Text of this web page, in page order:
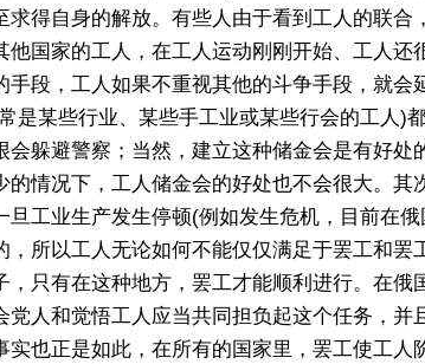
得自身的解放。有些人由于看到工人的联
国家的工人，在工人运动刚刚开始、工人
段，工人如果不重视其他的斗争手段，就
是某些行业、某些手工业或某些行会的工人
躲避警察；当然，建立这种储金会是有好
情况下，工人储金会的好处也不会很大。
工业生产发生停顿(例如发生危机，目前在
所以工人无论如何不能仅仅满足于罢工和
只有在这种地方，罢工才能顺利进行。在
人和觉悟工人应当共同担负起这个任务，
也正是如此，在所有的国家里，罢工使工